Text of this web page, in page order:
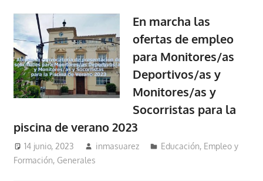
En marcha las
ofertas de empleo
para Monitores/as
Deportivos/as y
Monitores/as y
Socorristas para la
piscina de verano 2023
14 junio, 2023 inmasuarez
Educación, Empleo y
Formación, Generales